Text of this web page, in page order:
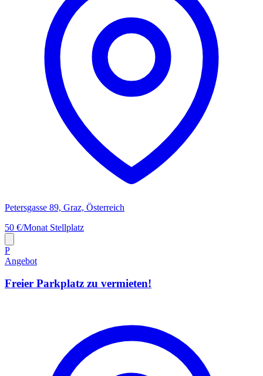
Petersgasse 89, Graz, Österreich
50 €/Monat Stellplatz
P
Angebot
Freier Parkplatz zu vermieten!